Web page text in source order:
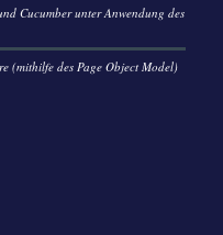
Cucumber unter Anwendung des
(mithilfe des Page Object Model)